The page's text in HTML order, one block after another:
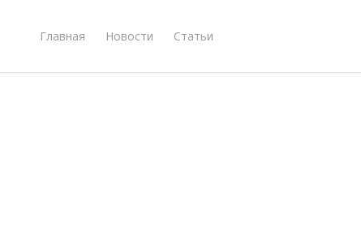
Главная Новости Статьи